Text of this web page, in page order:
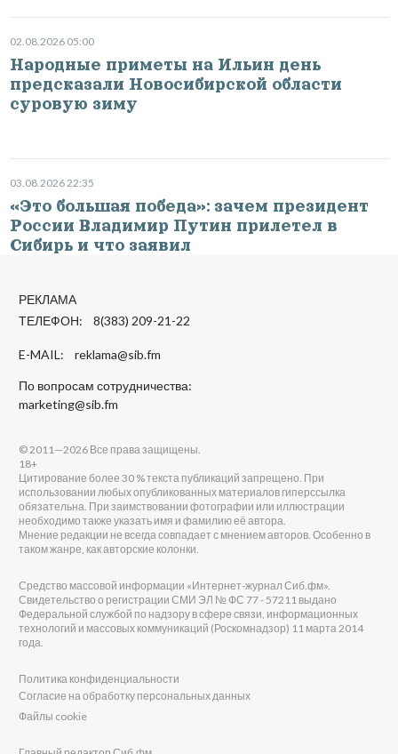
02.08.2026 05:00
Народные приметы на Ильин день
предсказали Новосибирской области
суровую зиму
03.08.2026 22:35
«Это большая победа»: зачем президент
России Владимир Путин прилетел в
Сибирь и что заявил
РЕКЛАМА
ТЕЛЕФОН: 8(383) 209-21-22
E-MAIL: reklama@sib.fm
По вопросам сотрудничества:
marketing@sib.fm
© 2011—2026 Все права защищены.
18+
Цитирование более 30 % текста публикаций запрещено. При
использовании любых опубликованных материалов гиперссылка
обязательна. При заимствовании фотографии или иллюстрации
необходимо также указать имя и фамилию её автора.
Мнение редакции не всегда совпадает с мнением авторов. Особенно в
таком жанре, как авторские колонки.
Средство массовой информации «Интернет-журнал Сиб.фм».
Свидетельство о регистрации СМИ ЭЛ № ФС 77 - 57211 выдано
Федеральной службой по надзору в сфере связи, информационных
технологий и массовых коммуникаций (Роскомнадзор) 11 марта 2014
года.
Политика конфиденциальности
Согласие на обработку персональных данных
Файлы cookie